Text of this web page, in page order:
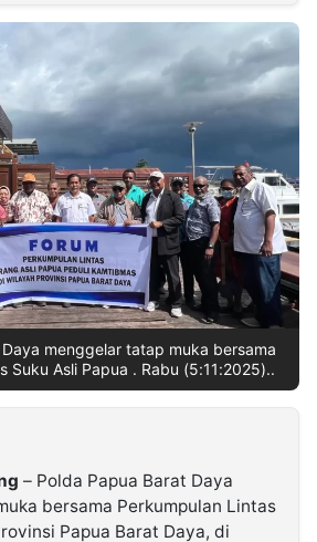
menggelar tatap muka bersama
Suku Asli Papua . Rabu (5:11:2025)..
– Polda Papua Barat Daya
bersama Perkumpulan Lintas
Papua Barat Daya, di